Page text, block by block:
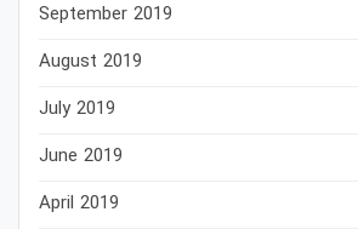
September 2019
August 2019
July 2019
June 2019
April 2019